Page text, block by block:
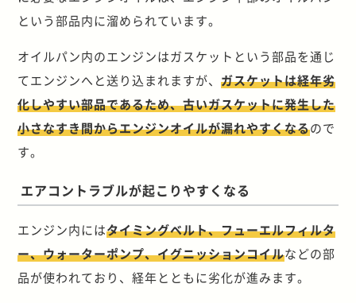
という部品内に溜められています。
オイルパン内のエンジンはガスケットという部品を通じ
てエンジンへと送り込まれますが、ガスケットは経年劣
化しやすい部品であるため、古いガスケットに発生した
小さなすき間からエンジンオイルが漏れやすくなるので
す。
エアコントラブルが起こりやすくなる
エンジン内にはタイミングベルト、フューエルフィルタ
ー、ウォーターポンプ、イグニッションコイルなどの部
品が使われており、経年とともに劣化が進みます。